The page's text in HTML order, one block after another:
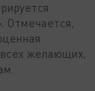
Отмечается,
желающих,